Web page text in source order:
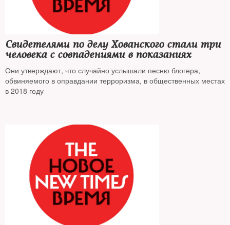
Свидетелями по делу Хованского стали три
человека с совпадениями в показаниях
Они утверждают, что случайно услышали песню блогера,
обвиняемого в оправдании терроризма, в общественных местах
в 2018 году